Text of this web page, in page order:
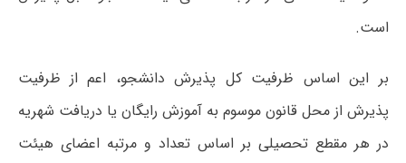
است.
بر این اساس ظرفیت کل پذیرش دانشجو، اعم از ظرفیت
پذیرش از محل قانون موسوم به آموزش رایگان یا دریافت شهریه
در هر مقطع تحصیلی بر اساس تعداد و مرتبه اعضای هیئت